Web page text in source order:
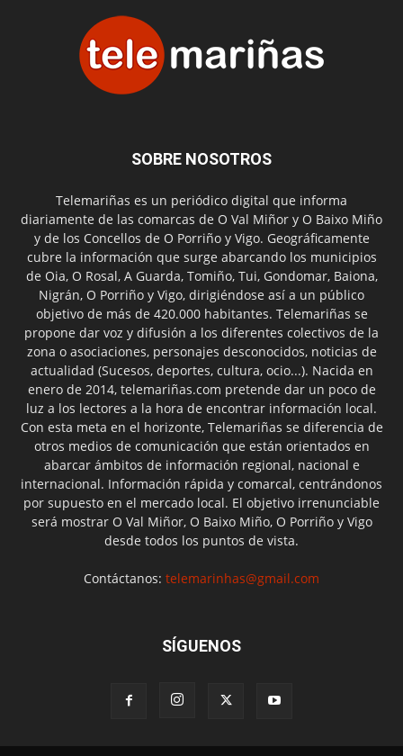
SOBRE NOSOTROS
Telemariñas es un periódico digital que informa
diariamente de las comarcas de O Val Miñor y O Baixo Miño
y de los Concellos de O Porriño y Vigo. Geográficamente
cubre la información que surge abarcando los municipios
de Oia, O Rosal, A Guarda, Tomiño, Tui, Gondomar, Baiona,
Nigrán, O Porriño y Vigo, dirigiéndose así a un público
objetivo de más de 420.000 habitantes. Telemariñas se
propone dar voz y difusión a los diferentes colectivos de la
zona o asociaciones, personajes desconocidos, noticias de
actualidad (Sucesos, deportes, cultura, ocio...). Nacida en
enero de 2014, telemariñas.com pretende dar un poco de
luz a los lectores a la hora de encontrar información local.
Con esta meta en el horizonte, Telemariñas se diferencia de
otros medios de comunicación que están orientados en
abarcar ámbitos de información regional, nacional e
internacional. Información rápida y comarcal, centrándonos
por supuesto en el mercado local. El objetivo irrenunciable
será mostrar O Val Miñor, O Baixo Miño, O Porriño y Vigo
desde todos los puntos de vista.
Contáctanos: telemarinhas@gmail.com
SÍGUENOS